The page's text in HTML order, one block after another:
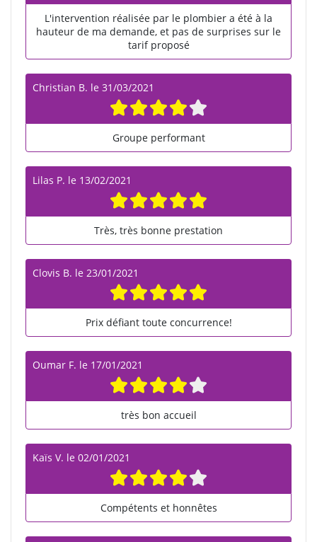
L'intervention réalisée par le plombier a été à la
hauteur de ma demande, et pas de surprises sur le
tarif proposé
Christian B. le 31/03/2021
Groupe performant
Lilas P. le 13/02/2021
Très, très bonne prestation
Clovis B. le 23/01/2021
Prix défiant toute concurrence!
Oumar F. le 17/01/2021
très bon accueil
Kaïs V. le 02/01/2021
Compétents et honnêtes